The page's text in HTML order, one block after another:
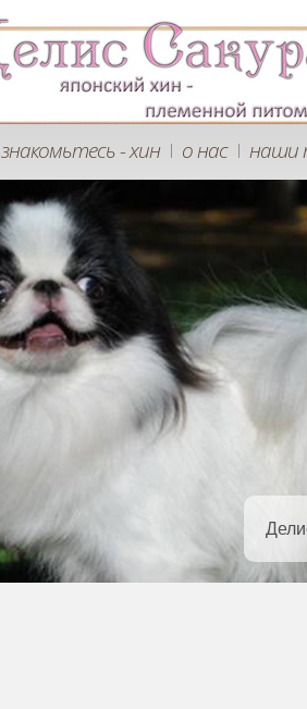
знакомьтесь - хин | о нас | наши